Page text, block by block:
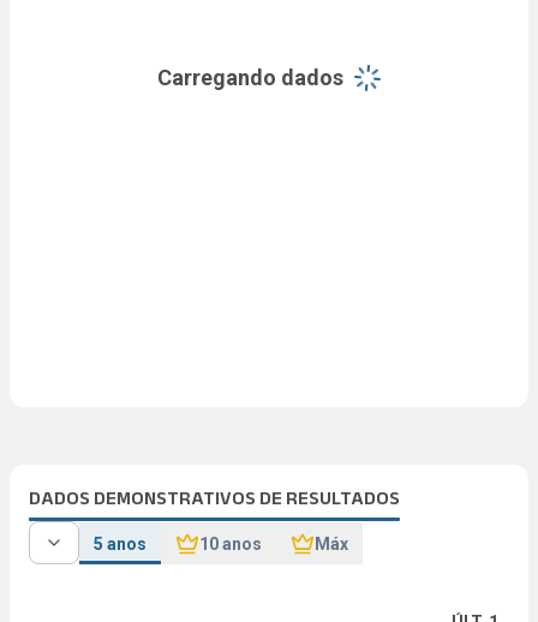
Carregando dados
DADOS DEMONSTRATIVOS DE RESULTADOS
5 anos 10 anos Máx